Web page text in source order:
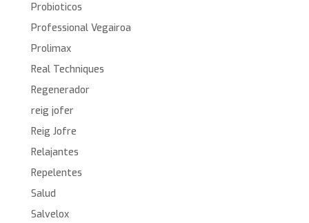
Probioticos
Professional Vegairoa
Prolimax
Real Techniques
Regenerador
reig jofer
Reig Jofre
Relajantes
Repelentes
Salud
Salvelox